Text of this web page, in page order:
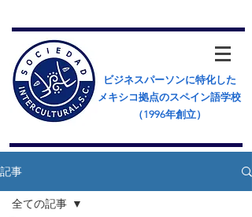
ビジネスパーソンに特化した
メキシコ拠点のスペイン語学校
（​1996年創立）
記事
全ての記事